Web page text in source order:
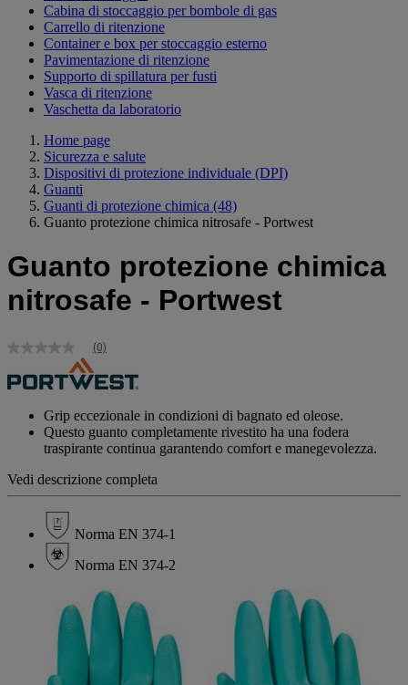
Cabina di stoccaggio per bombole di gas
Carrello di ritenzione
Container e box per stoccaggio esterno
Pavimentazione di ritenzione
Supporto di spillatura per fusti
Vasca di ritenzione
Vaschetta da laboratorio
Home page
Sicurezza e salute
Dispositivi di protezione individuale (DPI)
Guanti
Guanti di protezione chimica (48)
Guanto protezione chimica nitrosafe - Portwest
Guanto protezione chimica
nitrosafe - Portwest
Nessuna
valutazione
Stesso
pagina.
(0)
Grip eccezionale in condizioni di bagnato ed oleose.
Questo guanto completamente rivestito ha una fodera
traspirante continua garantendo comfort e manegevolezza.
Vedi descrizione completa
Norma EN 374-1
Norma EN 374-2